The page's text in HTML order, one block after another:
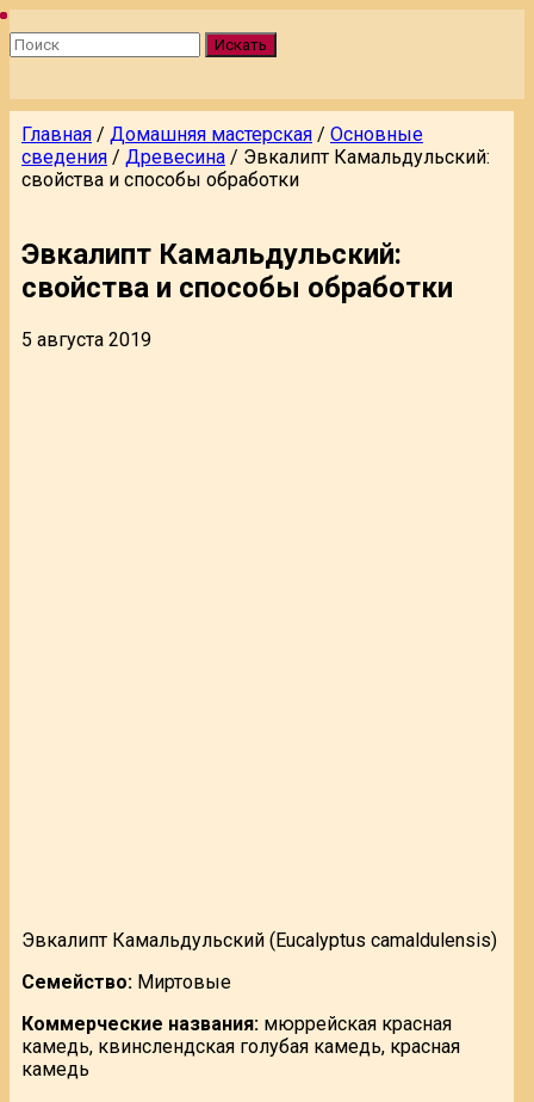
Искать
Главная / Домашняя мастерская / Основные
сведения / Древесина / Эвкалипт Камальдульский:
свойства и способы обработки
Эвкалипт Камальдульский:
свойства и способы обработки
5 августа 2019
Эвкалипт Камальдульский (Eucalyptus camaldulensis)
Семейство: Миртовые
Коммерческие названия: мюррейская красная
камедь, квинслендская голубая камедь, красная
камедь